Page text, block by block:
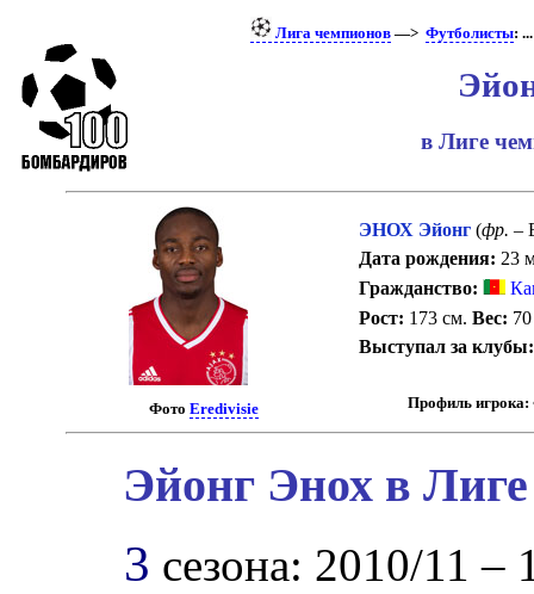
Лига чемпионов—> Футболисты:
в Лиге
Фото Eredivisie
ЭНОХ Эйонг (фр. –
Дата рождения: 23
Гражданство:
Рост: 173 см.Вес:
Выступал за клубы:
Профиль игрока:
Эйонг Энох в
3 сезона: 2010/11 –